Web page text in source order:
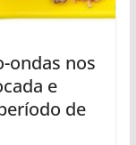
ondas nos
e
de